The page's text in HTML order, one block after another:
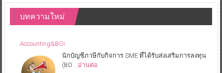
บทความใหม่
Accounting&BOI
นักบัญชีภาษีกับกิจการ SME ที่ได้รับส่งเสริมการลงทุน
(BO …อ่านต่อ